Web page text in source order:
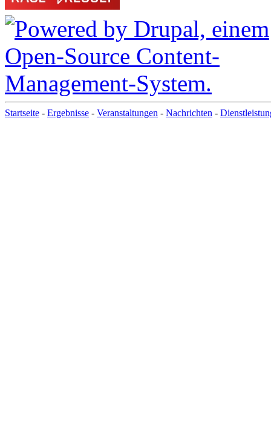
Startseite - Ergebnisse - Veranstaltungen - Nachrichten -